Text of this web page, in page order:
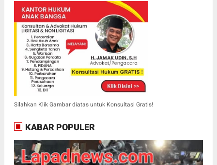
Silahkan Klik Gambar diatas untuk Konsultasi Gratis!
KABAR POPULER